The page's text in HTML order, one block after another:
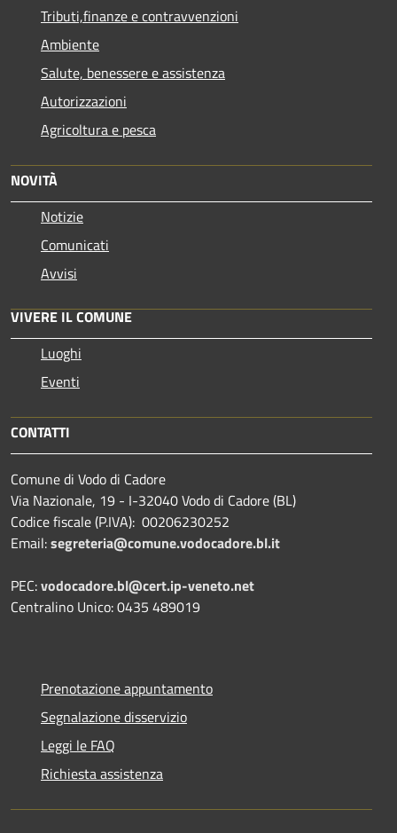
Tributi,finanze e contravvenzioni
Ambiente
Salute, benessere e assistenza
Autorizzazioni
Agricoltura e pesca
NOVITÀ
Notizie
Comunicati
Avvisi
VIVERE IL COMUNE
Luoghi
Eventi
CONTATTI
Comune di Vodo di Cadore
Via Nazionale, 19 - I-32040 Vodo di Cadore (BL)
Codice fiscale (P.IVA): 00206230252
Email:segreteria@comune.vodocadore.bl.it
PEC:vodocadore.bl@cert.ip-veneto.net
Centralino Unico: 0435 489019
Prenotazione appuntamento
Segnalazione disservizio
Leggi le FAQ
Richiesta assistenza